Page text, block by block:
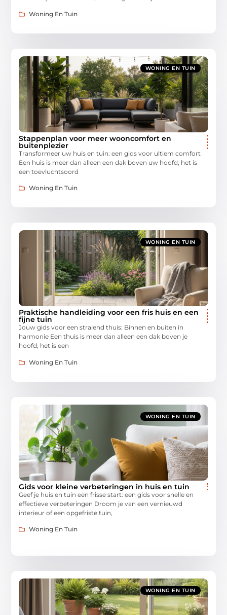
Woning En Tuin
WONING EN TUIN
Stappenplan voor meer wooncomfort en
buitenplezier
Transformeer uw huis en tuin: een gids voor ultiem comfort
Een huis is meer dan alleen een dak boven uw hoofd; het is
een toevluchtsoord
Woning En Tuin
WONING EN TUIN
Praktische handleiding voor een fris huis en een
fijne tuin
Jouw gids voor een stralend thuis: Binnen en buiten in
harmonie Een thuis is meer dan alleen een dak boven je
hoofd; het is een
Woning En Tuin
WONING EN TUIN
Gids voor kleine verbeteringen in huis en tuin
Geef je huis en tuin een frisse start: een gids voor snelle en
effectieve verbeteringen Droom je van een vernieuwd
interieur of een opgefriste tuin,
Woning En Tuin
WONING EN TUIN